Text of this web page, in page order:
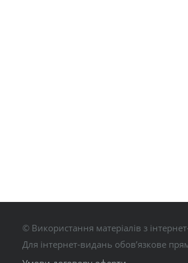
© Використання матеріалів з
Для інтернет-видань обов’язкове